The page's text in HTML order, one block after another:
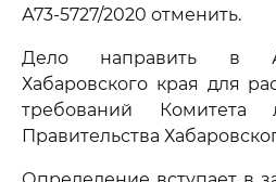
А73-5727/2020 отменить.
Дело направить в
Хабаровского края для
требований Комитета
Правительства